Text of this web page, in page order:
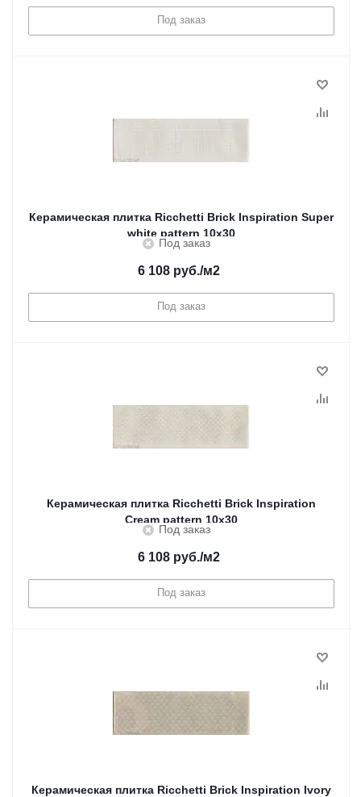
Под заказ
Керамическая плитка Ricchetti Brick Inspiration Super
white pattern 10x30
Под заказ
6 108руб./м2
Под заказ
Керамическая плитка Ricchetti Brick Inspiration
Cream pattern 10x30
Под заказ
6 108руб./м2
Под заказ
Керамическая плитка Ricchetti Brick Inspiration Ivory